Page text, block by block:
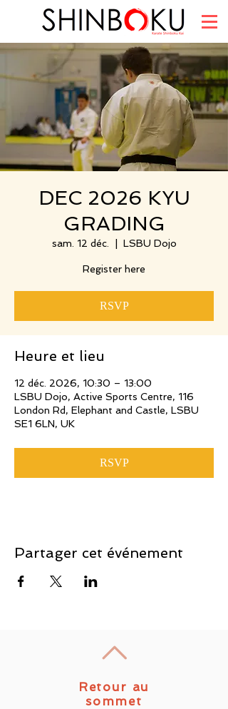
DEC 2026 KYU
GRADING
sam. 12 déc. LSBU Dojo
Register here
RSVP
Heure et lieu
12 déc. 2026, 10:30 – 13:00
LSBU Dojo, Active Sports Centre, 116
London Rd, Elephant and Castle, LSBU
SE1 6LN, UK
RSVP
Partager cet événement
Retour au
sommet